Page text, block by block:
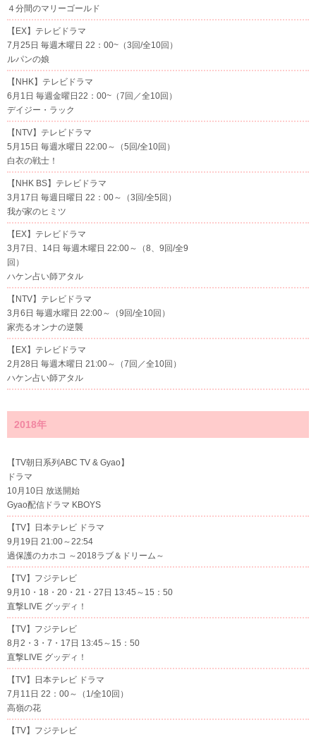
４分間のマリーゴールド
【EX】テレビドラマ
7月25日 毎週木曜日 22：00~（3回/全10回）
ルパンの娘
【NHK】テレビドラマ
6月1日 毎週金曜日22：00~（7回／全10回）
デイジー・ラック
【NTV】テレビドラマ
5月15日 毎週水曜日 22:00～（5回/全10回）
白衣の戦士！
【NHK BS】テレビドラマ
3月17日 毎週日曜日 22：00～（3回/全5回）
我が家のヒミツ
【EX】テレビドラマ
3月7日、14日 毎週木曜日 22:00～（8、9回/全9
回）
ハケン占い師アタル
【NTV】テレビドラマ
3月6日 毎週水曜日 22:00～（9回/全10回）
家売るオンナの逆襲
【EX】テレビドラマ
2月28日 毎週木曜日 21:00～（7回／全10回）
ハケン占い師アタル
2018年
【TV朝日系列ABC TV & Gyao】
ドラマ
10月10日 放送開始
Gyao配信ドラマ KBOYS
【TV】日本テレビ ドラマ
9月19日 21:00～22:54
過保護のカホコ ～2018ラブ＆ドリーム～
【TV】フジテレビ
9月10・18・20・21・27日 13:45～15：50
直撃LIVE グッディ！
【TV】フジテレビ
8月2・3・7・17日 13:45～15：50
直撃LIVE グッディ！
【TV】日本テレビ ドラマ
7月11日 22：00～（1/全10回）
高嶺の花
【TV】フジテレビ